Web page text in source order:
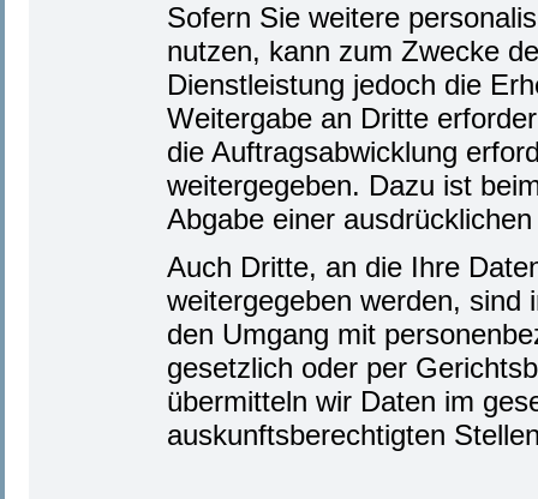
Sofern Sie weitere
nutzen, kann zum Zwecke
Dienstleistung jedoch die
Weitergabe an Dritte
die Auftragsabwicklung
weitergegeben. Dazu ist
Abgabe einer
Auch Dritte, an die Ihre
weitergegeben werden, sind
den Umgang mit
gesetzlich oder per
übermitteln wir Daten im
auskunftsberechtigten